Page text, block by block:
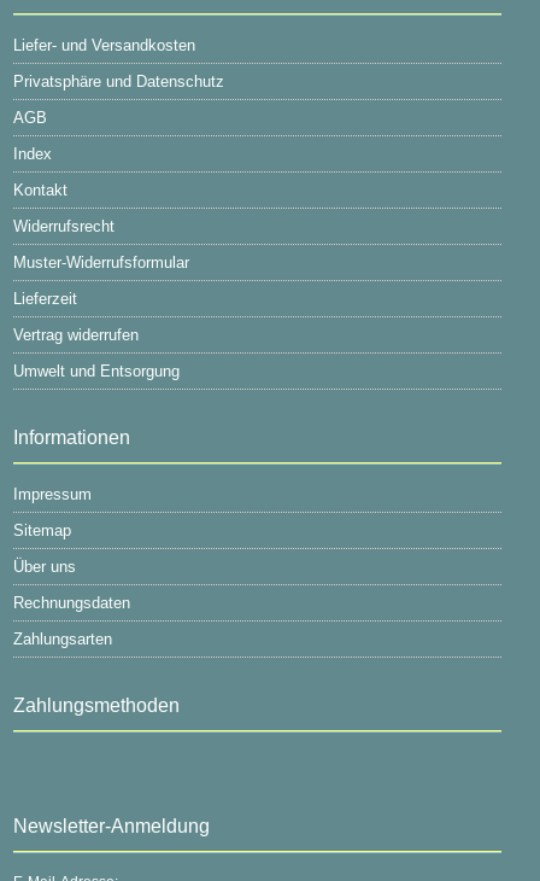
Liefer- und Versandkosten
Privatsphäre und Datenschutz
AGB
Index
Kontakt
Widerrufsrecht
Muster-Widerrufsformular
Lieferzeit
Vertrag widerrufen
Umwelt und Entsorgung
Informationen
Impressum
Sitemap
Über uns
Rechnungsdaten
Zahlungsarten
Zahlungsmethoden
Newsletter-Anmeldung